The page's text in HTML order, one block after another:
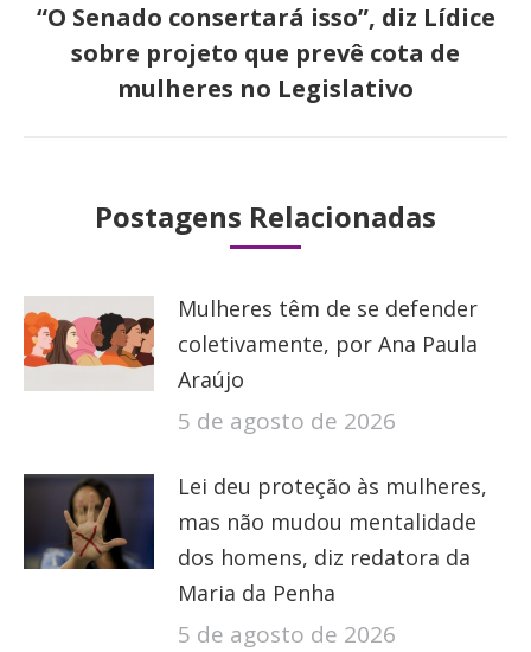
Próximo
post:
“O Senado consertará isso”, diz Lídice
sobre projeto que prevê cota de
mulheres no Legislativo
Postagens Relacionadas
Mulheres têm de se defender
coletivamente, por Ana Paula
Araújo
5 de agosto de 2026
Lei deu proteção às mulheres,
mas não mudou mentalidade
dos homens, diz redatora da
Maria da Penha
5 de agosto de 2026